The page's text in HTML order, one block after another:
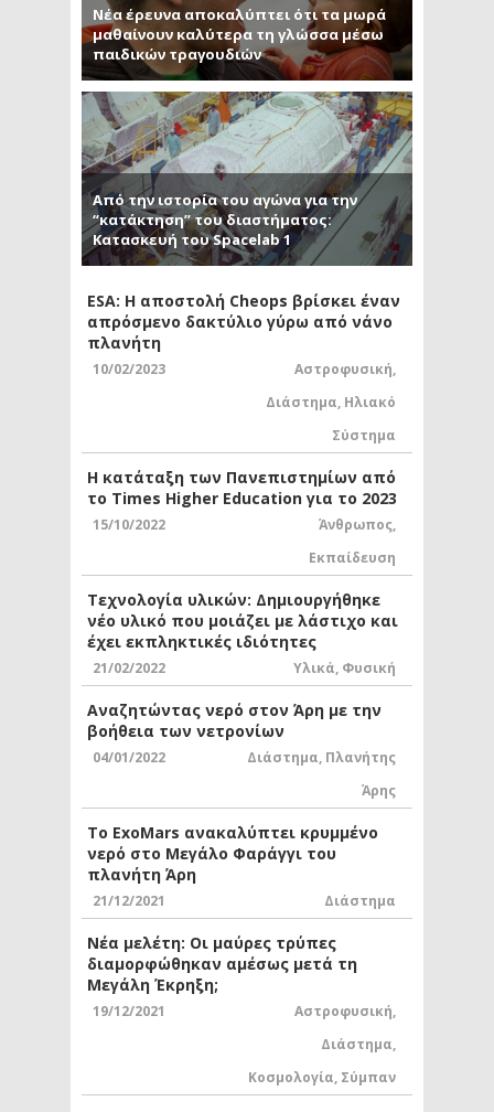
Νέα έρευνα αποκαλύπτει ότι τα μωρά
μαθαίνουν καλύτερα τη γλώσσα μέσω
παιδικών τραγουδιών
Από την ιστορία του αγώνα για την
“κατάκτηση” του διαστήματος:
Κατασκευή του Spacelab 1
ESA: Η αποστολή Cheops βρίσκει έναν
απρόσμενο δακτύλιο γύρω από νάνο
πλανήτη
10/02/2023 Αστροφυσική,
Διάστημα, Ηλιακό
Σύστημα
Η κατάταξη των Πανεπιστημίων από
το Times Higher Education για το 2023
15/10/2022 Άνθρωπος,
Εκπαίδευση
Τεχνολογία υλικών: Δημιουργήθηκε
νέο υλικό που μοιάζει με λάστιχο και
έχει εκπληκτικές ιδιότητες
21/02/2022 Υλικά, Φυσική
Αναζητώντας νερό στον Άρη με την
βοήθεια των νετρονίων
04/01/2022 Διάστημα, Πλανήτης
Άρης
Το ExoMars ανακαλύπτει κρυμμένο
νερό στο Μεγάλο Φαράγγι του
πλανήτη Άρη
21/12/2021 Διάστημα
Νέα μελέτη: Οι μαύρες τρύπες
διαμορφώθηκαν αμέσως μετά τη
Μεγάλη Έκρηξη;
19/12/2021 Αστροφυσική,
Διάστημα,
Κοσμολογία, Σύμπαν